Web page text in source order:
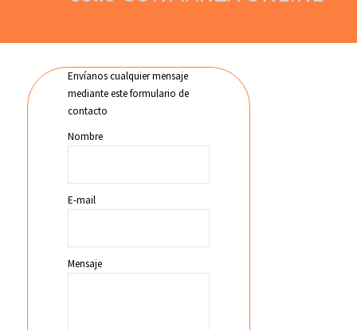
Envíanos cualquier mensaje
mediante este formulario de
contacto
Nombre
E-mail
Mensaje